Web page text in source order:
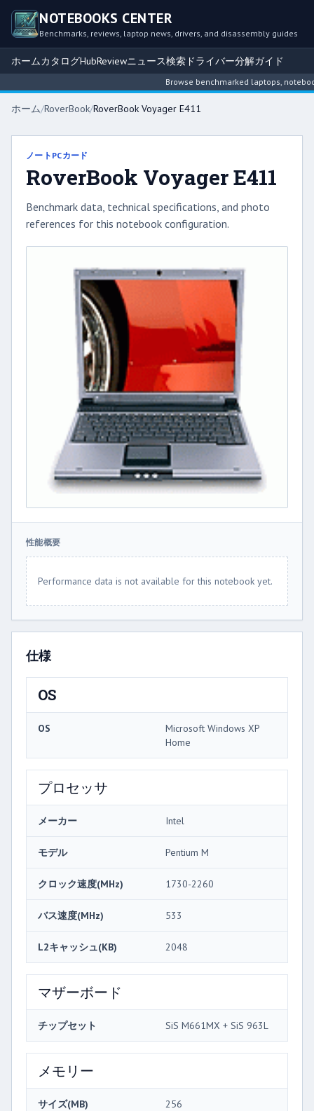
NOTEBOOKS CENTER
Benchmarks, reviews, laptop news, drivers, and disassembly guides
ホームカタログHubReviewニュース検索 ドライバー分解ガイド
Browse benchmarked laptops,
ホーム/RoverBook/RoverBook Voyager E411
ノートPCカード
RoverBook Voyager E411
Benchmark data, technical specifications, and photo
references for this notebook configuration.
性能概要
Performance data is not available for this notebook yet.
仕様
OS
OS
Microsoft Windows XP
Home
プロセッサ
メーカー Intel
モデル Pentium M
クロック速度(MHz) 1730-2260
バス速度(MHz) 533
L2キャッシュ(KB) 2048
マザーボード
チップセット SiS M661MX + SiS 963L
メモリー
サイズ(MB) 256